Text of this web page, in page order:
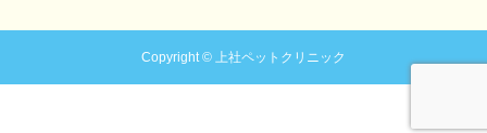
Copyright © 上社ペットクリニック